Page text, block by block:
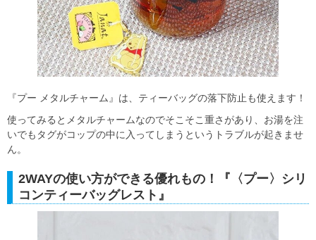
『プー メタルチャーム』は、ティーバッグの落下防止も使えます！
使ってみるとメタルチャームなのでそこそこ重さがあり、お湯を注
いでもタグがコップの中に入ってしまうというトラブルが起きませ
ん。
2WAYの使い方ができる優れもの！『〈プー〉シリ
コンティーバッグレスト』